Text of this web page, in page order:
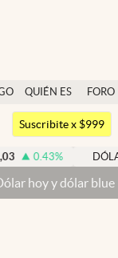
QUIÉN ES
QUIÉN
FORO
Argentina
México
Suscribite x $999
0.43% DÓLAR
y dólar blue hoy: